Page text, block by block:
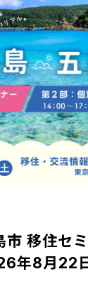
市 移住セ
年8月22